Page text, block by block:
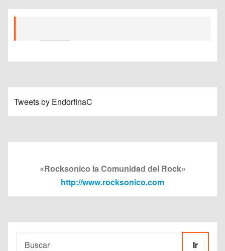
Tweets by EndorfinaC
«Rocksonico la Comunidad del Rock»
http://www.rocksonico.com
Ir